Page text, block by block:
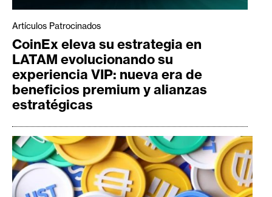
Artículos Patrocinados
CoinEx eleva su estrategia en
LATAM evolucionando su
experiencia VIP: nueva era de
beneficios premium y alianzas
estratégicas